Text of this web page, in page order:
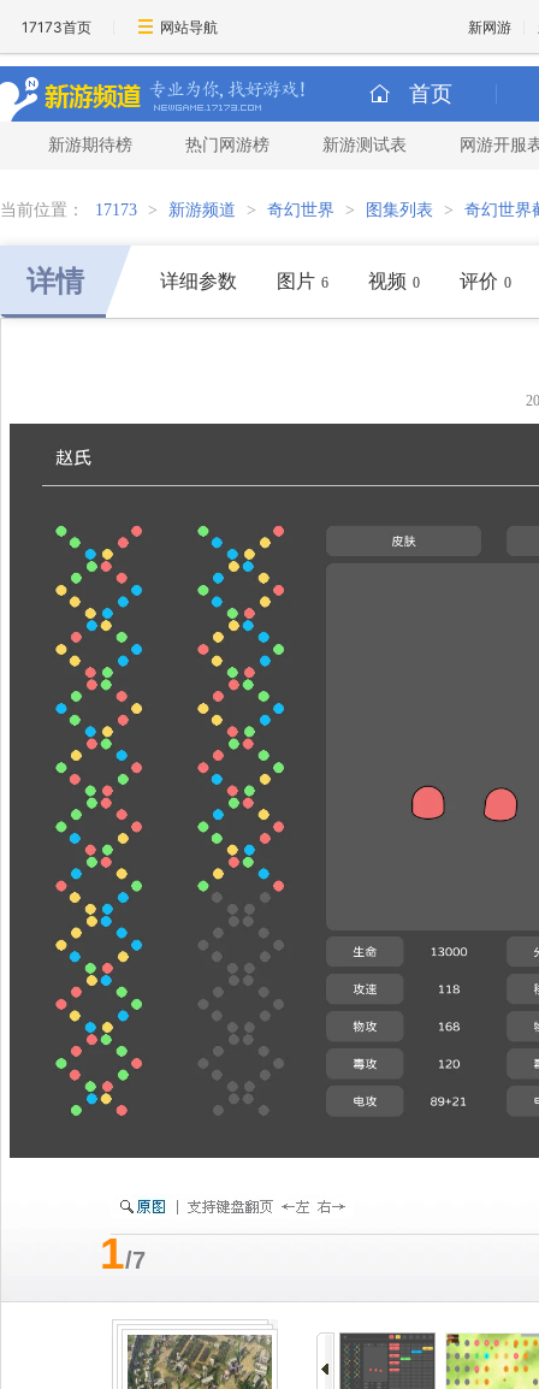
17173首页 网站导航 新网游
首页
新游期待榜 热门网游榜 新游测试表 网游开服
当前位置： 17173 > 新游频道 > 奇幻世界 > 图集列表 > 奇幻世界
详情 详细参数 图片 6 视频 0 评价 0
1/7